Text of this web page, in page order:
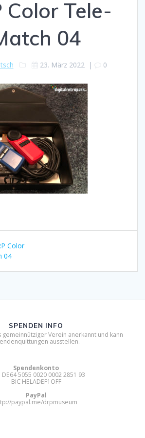
Color Tele-
04
23. März 2022 | 0
Color
04
SPENDEN INFO
gemeinnütziger Verein anerkannt und kann
ausstellen.
Spendenkonto
DE64 5055 0020 0002 2851 93
BIC HELADEF1OFF
PayPal
paypal.me/drpmuseum